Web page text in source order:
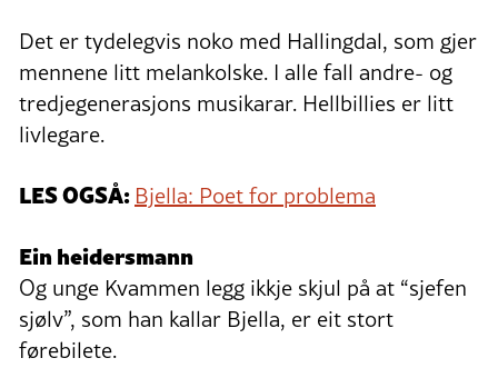
Det er tydelegvis noko med Hallingdal, som gjer
mennene litt melankolske. I alle fall andre- og
tredjegenerasjons musikarar. Hellbillies er litt
livlegare.
LES OGSÅ: Bjella: Poet for problema
Ein heidersmann
Og unge Kvammen legg ikkje skjul på at “sjefen
sjølv”, som han kallar Bjella, er eit stort
førebilete.